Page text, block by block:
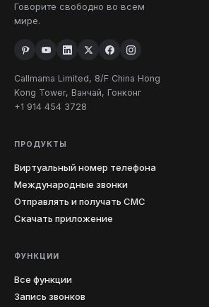
Говорите свободно во всем
мире.
Callmama Limited, 8/F China Hong
Kong Tower, Ванчай, Гонконг
+1 914 454 3728
ПРОДУКТЫ
Виртуальный номер телефона
Международные звонки
Отправлять и получать СМС
Скачать приложение
ФУНКЦИИ
Все функции
Запись звонков